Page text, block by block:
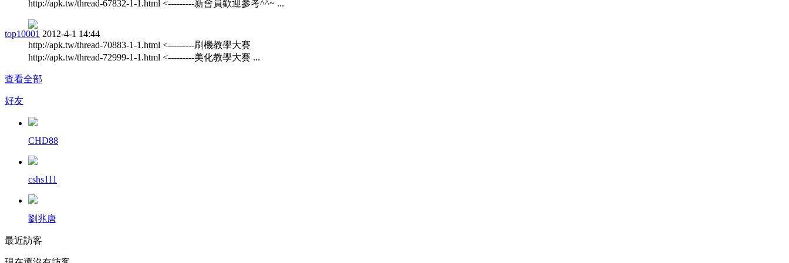
http://apk.tw/thread-67832-1-1.html <---------新會員歡迎參考^^~ ...
top10001 2012-4-1 14:44
http://apk.tw/thread-70883-1-1.html <---------刷機教學大賽
http://apk.tw/thread-72999-1-1.html <---------美化教學大賽 ...
查看全部
好友
CHD88
cshs111
劉兆唐
最近訪客